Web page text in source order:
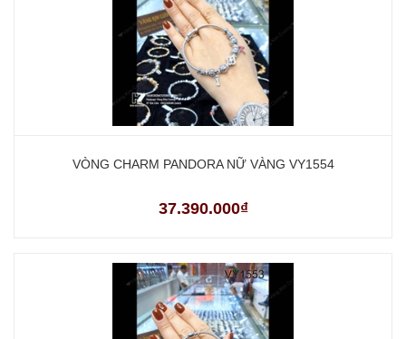
VÒNG CHARM PANDORA NỮ VÀNG VY1554
37.390.000₫